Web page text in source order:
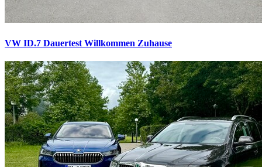
VW ID.7 Dauertest Willkommen Zuhause